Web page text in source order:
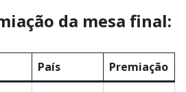
da mesa final:
País Premiação